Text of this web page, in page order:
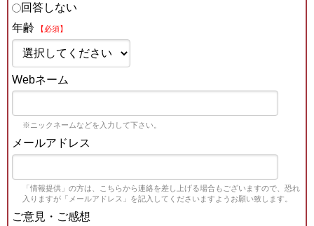
回答しない
年齢
【必須】
Webネーム
※ニックネームなどを入力して下さい。
メールアドレス
「情報提供」の方は、こちらから連絡を差し上げる場合もございますので、恐れ
入りますが「メールアドレス」を記入してくださいますようお願い致します。
ご意見・ご感想